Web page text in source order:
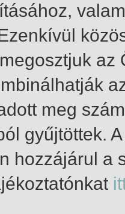
meg
gyűjtöttek.
hozzájárul a